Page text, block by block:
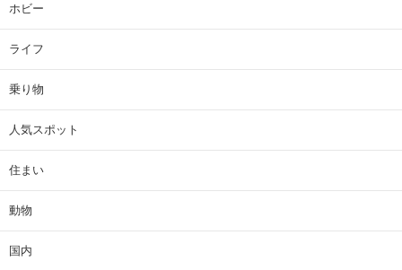
ホビー
ライフ
乗り物
人気スポット
住まい
動物
国内